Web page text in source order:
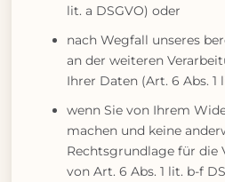
lit. a DSGVO) oder
nach Wegfall unseres
an der weiteren
Ihrer Daten (Art. 6 Abs. 1
wenn Sie von Ihrem
machen und keine
Rechtsgrundlage für die
von Art. 6 Abs. 1 lit. b-f